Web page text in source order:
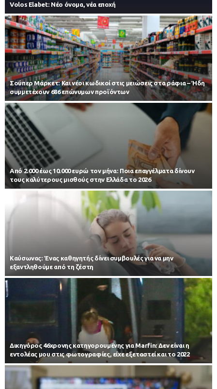
Volos Elabet: Νέο όνομα, νέα εποχή
Σούπερ Μάρκετ: Και νέοι κωδικοί στις μειώσεις στα ράφια – Ήδη
συμμετέχουν 686 επώνυμων προϊόντων
Από 2.000 έως 10.000 ευρώ τον μήνα: Ποια επαγγέλματα δίνουν
τους καλύτερους μισθούς στην Ελλάδα το 2026
Kαύσωνας: Ένας καθηγητής δίνει συμβουλές για να μην
εξαντληθούμε από τη ζέστη
Δικηγόρος 46χρονης κατηγορουμένης για Marfin: Δεν είναι η
εντολέας μου στις φωτογραφίες, είχε εξεταστεί και το 2022